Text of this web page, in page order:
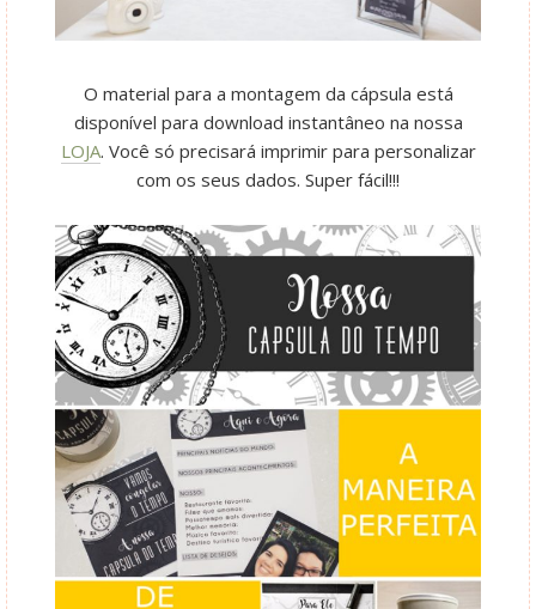
O material para a montagem da cápsula está
disponível para download instantâneo na nossa
LOJA. Você só precisará imprimir para personalizar
com os seus dados. Super fácil!!!